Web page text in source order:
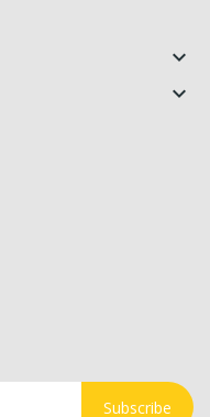


Subscribe